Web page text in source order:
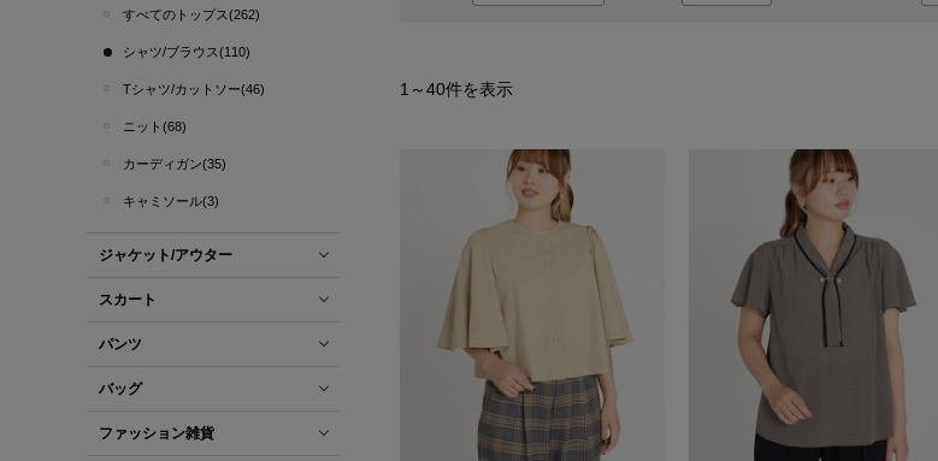
すべてのトップス(262)
シャツ/ブラウス(110)
Tシャツ/カットソー(46)
ニット(68)
カーディガン(35)
キャミソール(3)
ジャケット/アウター
スカート
パンツ
バッグ
ファッション雑貨
1 ～40件を表示